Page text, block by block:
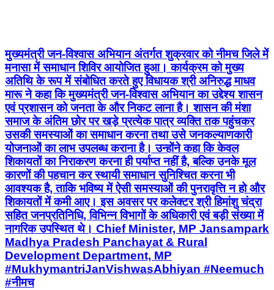
मुख्यमंत्री जन-विश्वास अभियान अंतर्गत शुक्रवार को नीमच जिले में
मनासा में समाधान शिविर आयोजित हुआ। कार्यक्रम को मुख्य
अतिथि के रूप में संबोधित करते हुए विधायक श्री अनिरुद्ध माधव
मारू ने कहा कि मुख्यमंत्री जन-विश्वास अभियान का उद्देश्य शासन
एवं प्रशासन को जनता के और निकट लाना है। शासन की मंशा
समाज के अंतिम छोर पर खड़े प्रत्येक पात्र व्यक्ति तक पहुंचकर
उसकी समस्याओं का समाधान करना तथा उसे जनकल्याणकारी
योजनाओं का लाभ उपलब्ध कराना है। उन्होंने कहा कि केवल
शिकायतों का निराकरण करना ही पर्याप्त नहीं है, बल्कि उनके मूल
कारणों की पहचान कर स्थायी समाधान सुनिश्चित करना भी
आवश्यक है, ताकि भविष्य में ऐसी समस्याओं की पुनरावृत्ति न हो और
शिकायतों में कमी आए। इस अवसर पर कलेक्टर श्री हिमांशु चंद्रा
सहित जनप्रतिनिधि, विभिन्न विभागों के अधिकारी एवं बड़ी संख्या में
नागरिक उपस्थित थे। Chief Minister, MP Jansampark
Madhya Pradesh Panchayat & Rural
Development Department, MP
#MukhymantriJanVishwasAbhiyan #Neemuch
#नीमच